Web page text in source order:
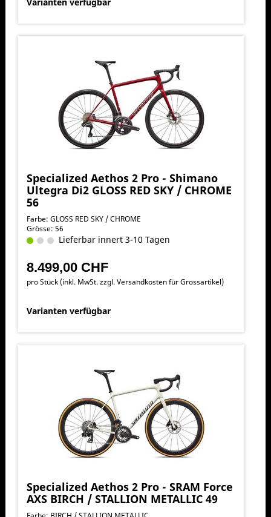
Specialized Aethos 2 Pro - Shimano
Ultegra Di2 GLOSS RED SKY / CHROME
56
Farbe: GLOSS RED SKY / CHROME
Grösse: 56
Lieferbar innert 3-10 Tagen
8.499,00 CHF
pro Stück (inkl. MwSt. zzgl.Versandkosten für Grossartikel)
Varianten verfügbar
Specialized Aethos 2 Pro - SRAM Force
AXS BIRCH / STALLION METALLIC 49